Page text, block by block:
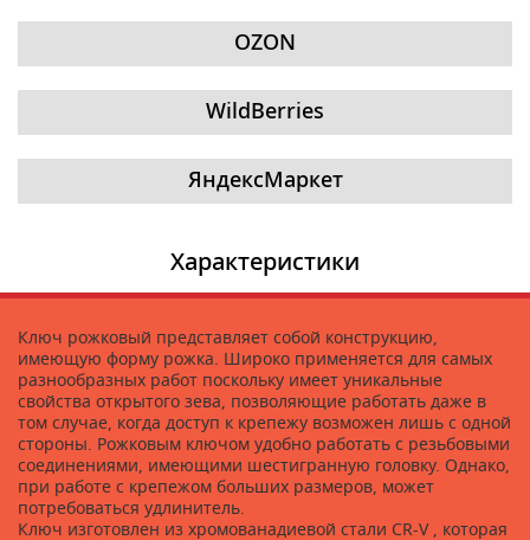
OZON
WildBerries
ЯндексМаркет
Характеристики
Ключ рожковый представляет собой конструкцию,
имеющую форму рожка. Широко применяется для самых
разнообразных работ поскольку имеет уникальные
свойства открытого зева, позволяющие работать даже в
том случае, когда доступ к крепежу возможен лишь с одной
стороны. Рожковым ключом удобно работать с резьбовыми
соединениями, имеющими шестигранную головку. Однако,
при работе с крепежом больших размеров, может
потребоваться удлинитель.
Ключ изготовлен из хромованадиевой стали CR-V , которая